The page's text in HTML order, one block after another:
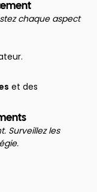
chaque aspect
et des
Surveillez les